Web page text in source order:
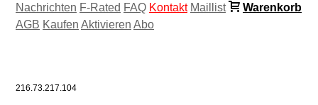
Nachrichten F-Rated FAQ Kontakt Maillist
Warenkorb
AGB Kaufen Aktivieren Abo
216.73.217.104